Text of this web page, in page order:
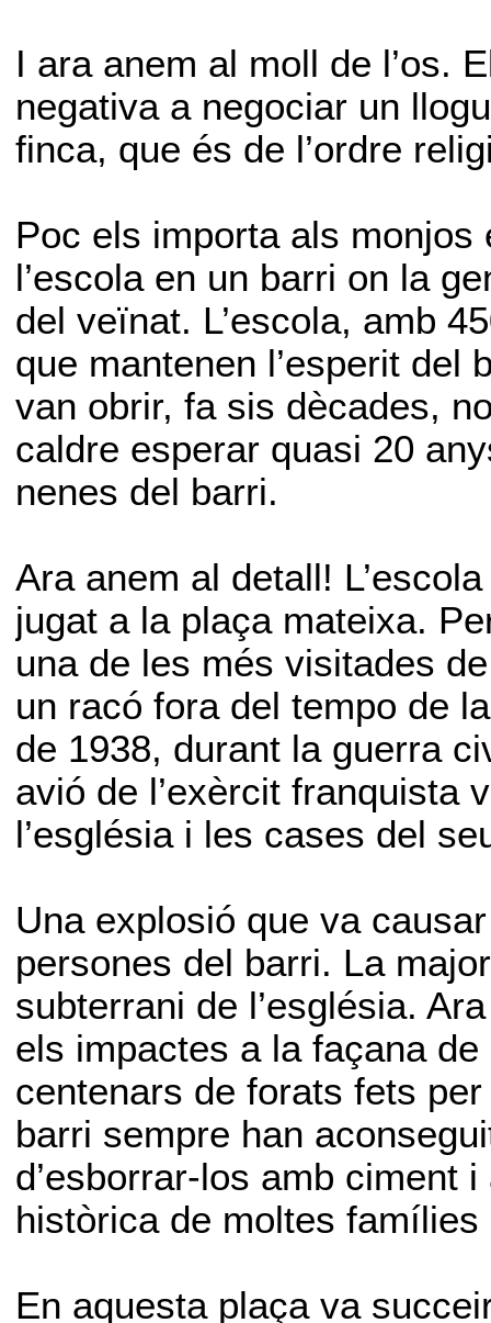
I ara anem al moll de l’os.
negativa a negociar un
finca, que és de l’ordre
Poc els importa als
l’escola en un barri on la
del veïnat. L’escola, amb
que mantenen l’esperit del
van obrir, fa sis dècades,
caldre esperar quasi 20
nenes del barri.
Ara anem al detall!
jugat a la plaça mateixa.
una de les més visitades
un racó fora del tempo de
de 1938, durant la guerra
avió de l’exèrcit franquista
l’església i les cases del
Una explosió que va
persones del barri. La
subterrani de l’església.
els impactes a la façana de
centenars de forats fets
barri sempre han
d’esborrar-los amb ciment
històrica de moltes
En aquesta plaça va